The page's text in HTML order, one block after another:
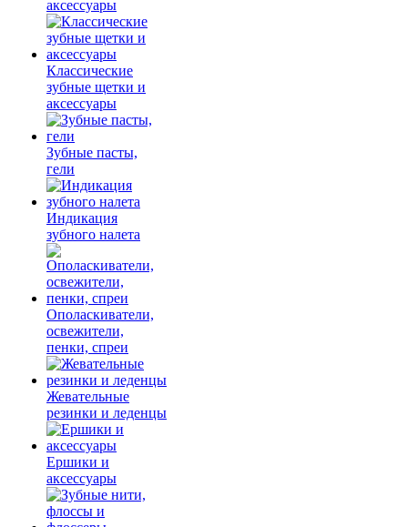
аксессуары
Классические
зубные щетки и
аксессуары
Зубные пасты,
гели
Индикация
зубного налета
Ополаскиватели,
освежители,
пенки, спреи
Жевательные
резинки и леденцы
Ершики и
аксессуары